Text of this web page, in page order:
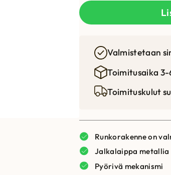
Valmistetaan
Toimitusaika
Toimituskulut
Runkorakenne on
Jalkalaippa metallia
Pyörivä mekanismi